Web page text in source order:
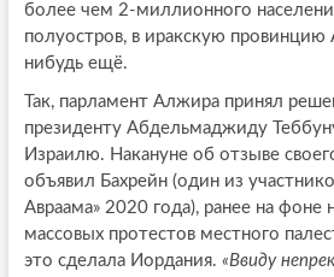
более чем 2-миллионного
полуостров, в иракскую провинцию
нибудь ещё.
Так, парламент Алжира принял
президенту Абдельмаджиду
Израилю. Накануне об отзыве
объявил Бахрейн (один из
Авраама» 2020 года), ранее на
массовых протестов местного
это сделала Иордания. «Ввиду